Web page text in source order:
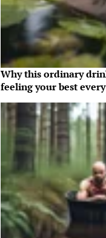
Why this ordinary
feeling your best